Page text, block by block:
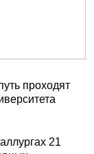
проходят
21